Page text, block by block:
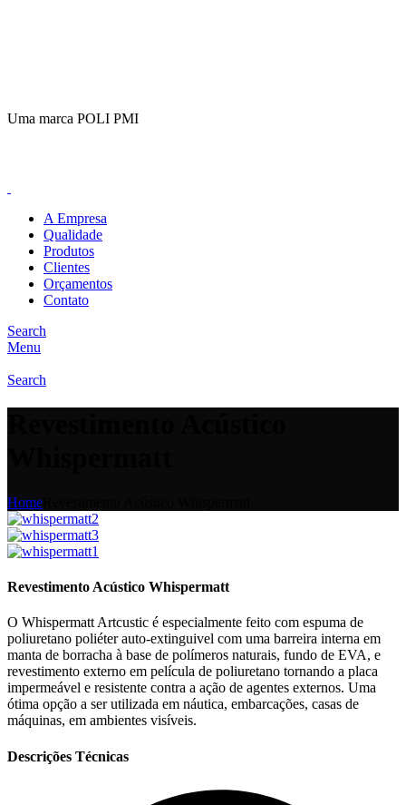
Uma marca POLI PMI
A Empresa
Qualidade
Produtos
Clientes
Orçamentos
Contato
Search
Menu
Search
Home
Revestimento Acústico Whispermatt
O Whispermatt Artcustic é especialmente feito com espuma de
poliuretano poliéter auto-extinguivel com uma barreira interna em
manta de borracha à base de polímeros naturais, fundo de EVA, e
revestimento externo em película de poliuretano tornando a placa
impermeável e resistente contra a ação de agentes externos. Uma
ótima opção a ser utilizada em náutica, embarcações, casas de
máquinas, em ambientes visíveis.
Descrições Técnicas